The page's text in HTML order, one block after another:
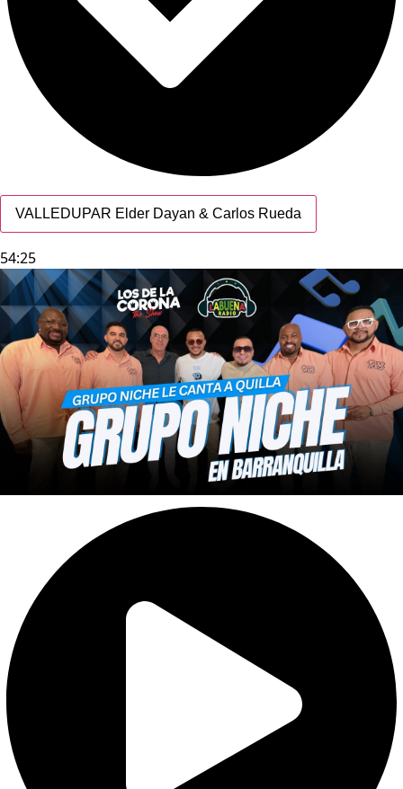
VALLEDUPAR Elder Dayan & Carlos Rueda
54:25